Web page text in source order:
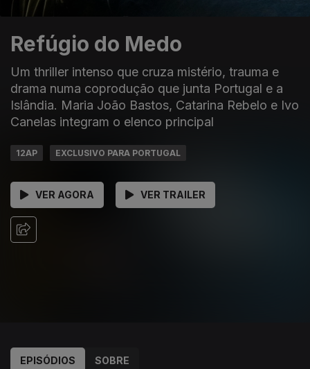
Refúgio do Medo
Um thriller intenso que cruza mistério, trauma e
drama numa coprodução que junta Portugal e a
Islândia. Maria João Bastos, Catarina Rebelo e Ivo
Canelas integram o elenco principal
12AP EXCLUSIVO PARA PORTUGAL
VER AGORA VER TRAILER
EPISÓDIOS SOBRE